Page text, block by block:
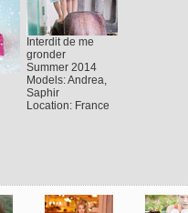
Interdit de me
gronder
Summer 2014
Models: Andrea,
Saphir
Location: France